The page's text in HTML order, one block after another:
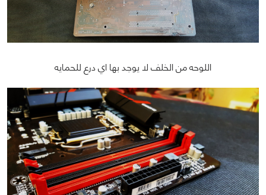
اللوحه من الخلف لا يوجد بها اي درع للحمايه